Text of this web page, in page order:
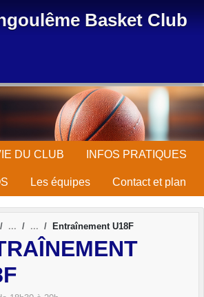
Basket Club
DU CLUB INFOS PRATIQUES
Les équipes Contact et plan
Entraînement U18F